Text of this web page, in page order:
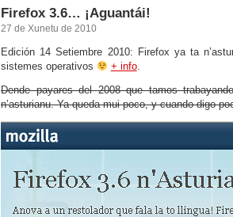
Firefox 3.6… ¡Aguantái!
27 de Xunetu de 2010
Edición 14 Setiembre 2010: Firefox ya ta
sistemes operativos
+ info.
Dende payares del 2008 que tamos
n’asturianu. Ya queda mui poco, y cuando digo